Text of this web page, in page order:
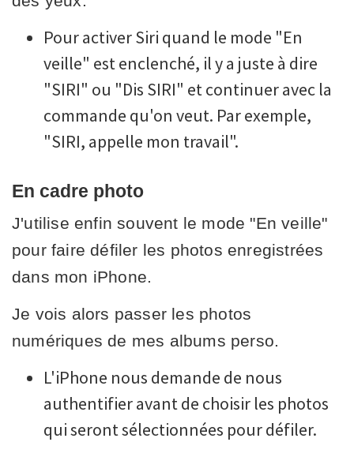
Pour activer Siri quand le mode "En
veille" est enclenché, il y a juste à dire
"SIRI" ou "Dis SIRI" et continuer avec la
commande qu'on veut. Par exemple,
"SIRI, appelle mon travail".
En cadre photo
J'utilise enfin souvent le mode "En veille"
pour faire défiler les photos enregistrées
dans mon iPhone.
Je vois alors passer les photos
numériques de mes albums perso.
L'iPhone nous demande de nous
authentifier avant de choisir les photos
qui seront sélectionnées pour défiler.